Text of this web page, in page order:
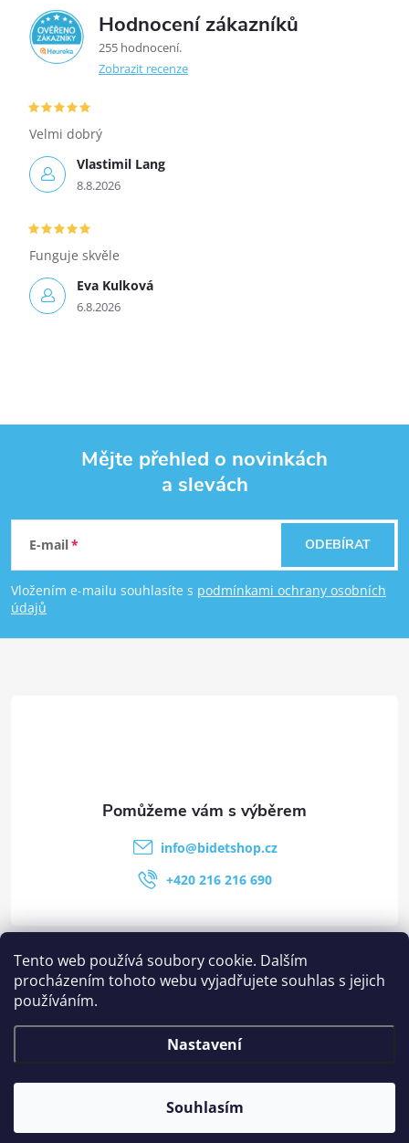
Tento web používá soubory cookie. Dalším
procházením tohoto webu vyjadřujete souhlas s jejich
používáním.
Nastavení
Souhlasím
5,0 Hodnocení zákazníků
255 hodnocení
Zobrazit recenze
Vlastimil Lang
8.8.2026
Velmi dobrý
Eva Kulková
6.8.2026
Funguje skvěle
Mějte přehled o novinkách
a slevách
E-mail
Vložením e-mailu souhlasíte s podmínkami ochrany osobních
údajů
ODEBÍRAT
Kategorie
Stránky
Ostatní informace
info@bidetshop.cz
+420 216 216 690
Copyright 2026Bidetshop.cz. Všechna práva vyhrazena.